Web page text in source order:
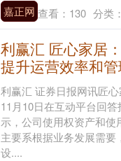
嘉正网 查看： 130 分类：
利赢汇 匠心家居
提升运营效率和
利赢汇 证券日报网讯匠心
11月10日在互动平台回
示，公司使用权资产和使
主要系根据业务发展需要
设....